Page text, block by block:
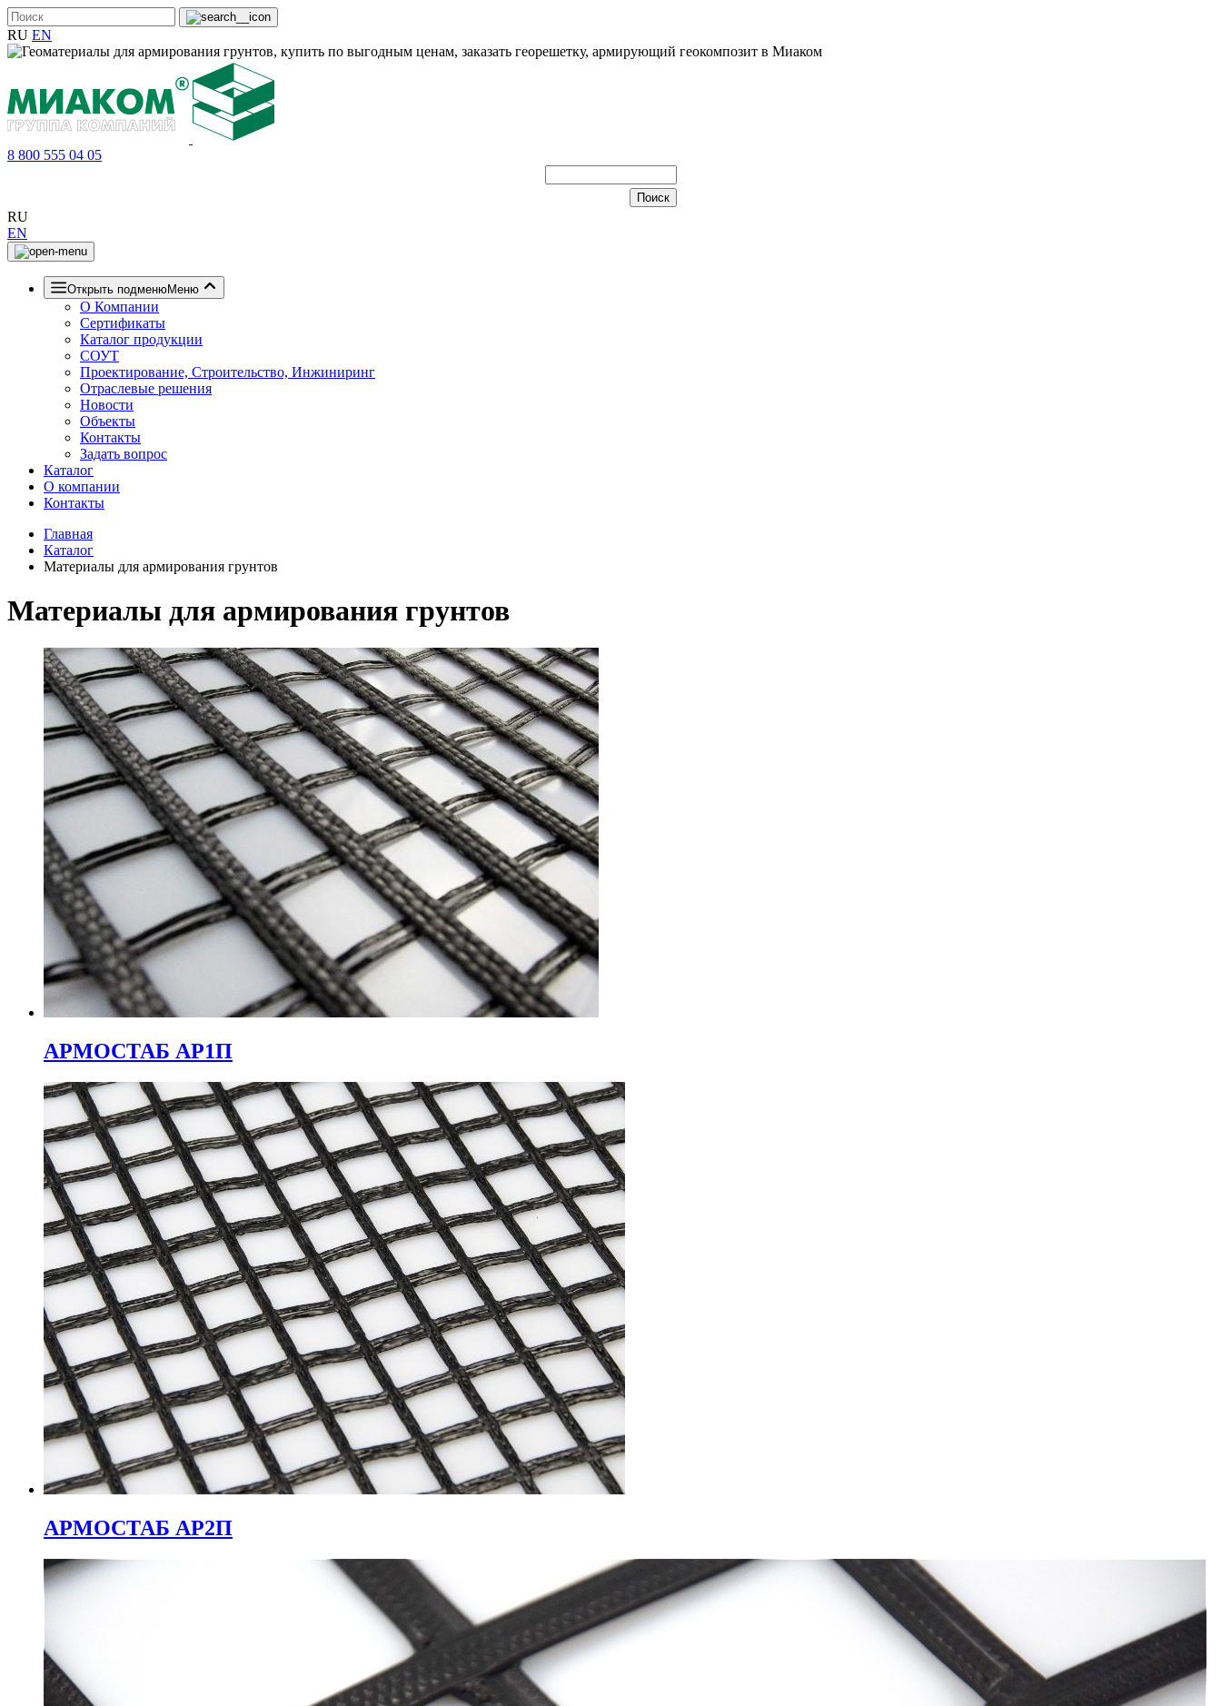
RU EN
8 800 555 04 05
RU
EN
Открыть подменюМеню
О Компании
Сертификаты
Каталог продукции
СОУТ
Проектирование, Строительство, Инжиниринг
Отраслевые решения
Новости
Объекты
Контакты
Задать вопрос
Каталог
О компании
Контакты
Главная
Каталог
Материалы для армирования грунтов
Материалы для армирования грунтов
АРМОСТАБ АР1П
АРМОСТАБ АР2П